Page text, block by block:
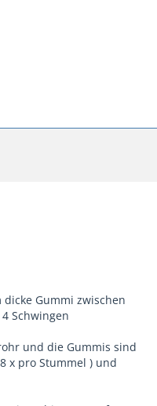
Gummi zwischen
Schwingen
und die Gummis sind
x pro Stummel ) und